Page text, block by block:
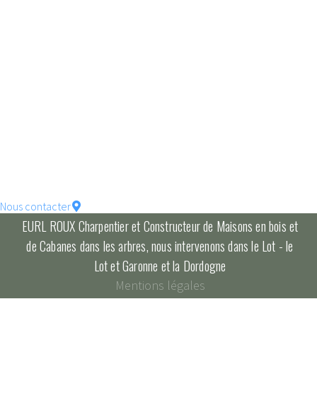
Nous contacter
EURL ROUX Charpentier et Constructeur de Maisons en bois et
de Cabanes dans les arbres, nous intervenons dans le Lot - le
Lot et Garonne et la Dordogne
Mentions légales